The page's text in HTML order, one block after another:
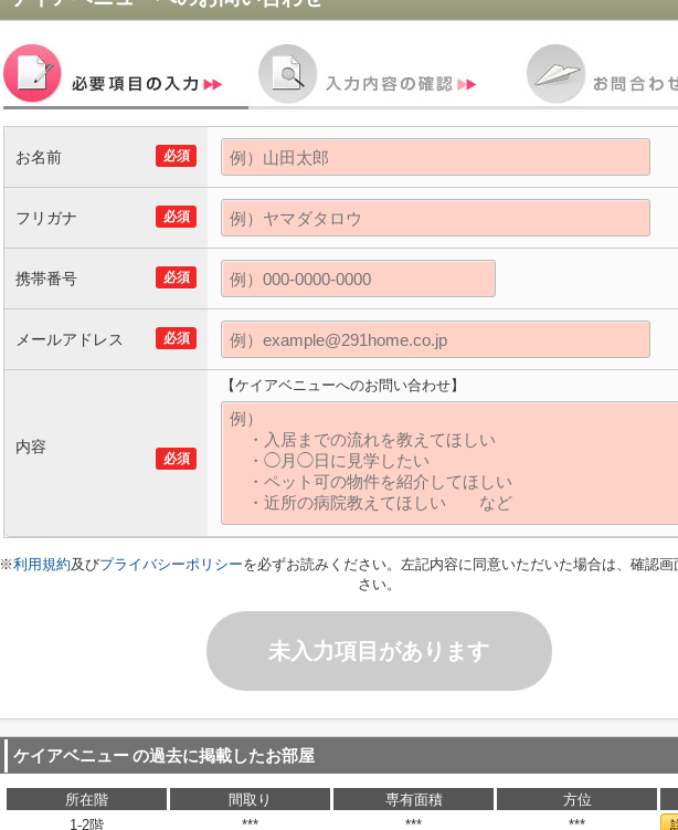
必須
お名前
必須
フリガナ
必須
携帯番号
必須
メールアドレス
必須
内容
【ケイアベニューへのお問い合わせ】
※利用規約及びプライバシーポリシーを必ずお読みください。左記内容に同意いただいた場合は、確認画
さい。
未入力項目があります
ケイアベニューの過去に掲載したお部屋
所在階 間取り 専有面積 方位
1-2階
*** *** ***